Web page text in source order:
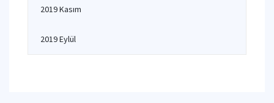
2019 Kasım
2019 Eylül